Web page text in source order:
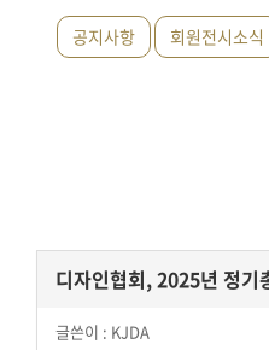
공지사항 회원전시소식
디자인협회, 2025년 정기
글쓴이 : KJDA